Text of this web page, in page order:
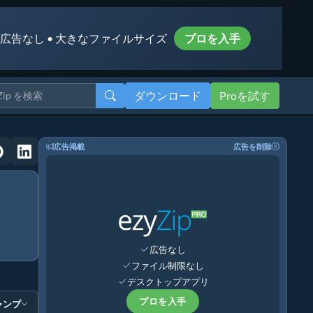
告なし • 大きなファイルサイズ プロを入手
ダウンロード Proを試す
ンプ
広告掲載 広告を削除
広告なし
ファイル制限なし
デスクトップアプリ
プロを入手